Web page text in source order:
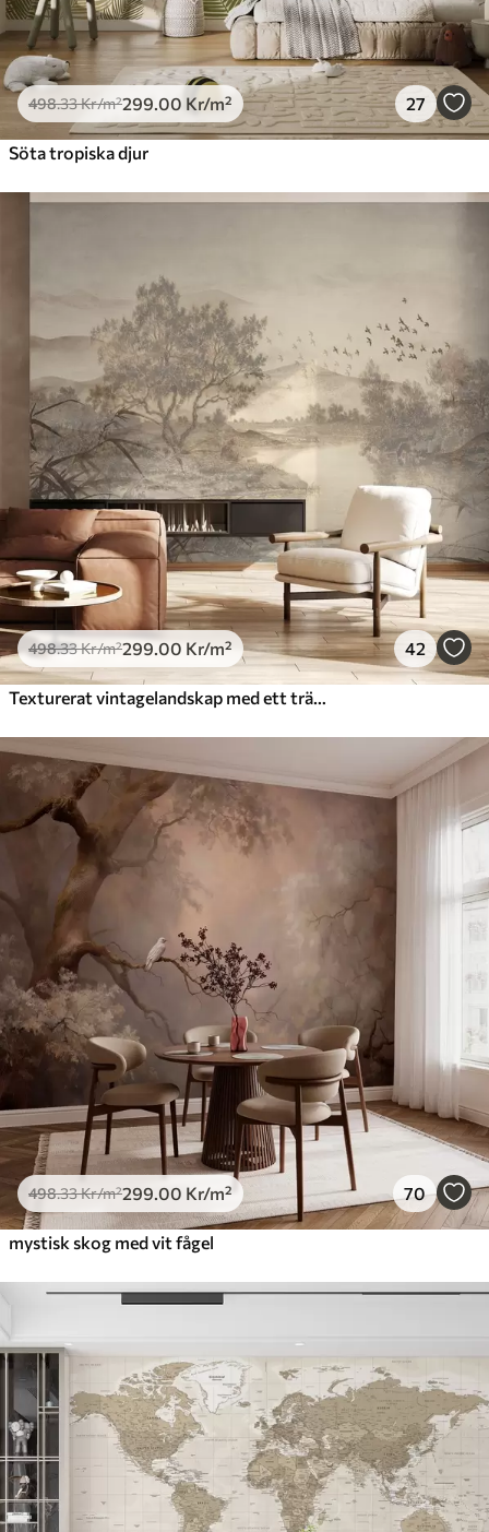
498.33Kr/m²299 .00 Kr/m² 27
Söta tropiska djur
498.33Kr/m²299 .00 Kr/m² 42
498.33Kr/m²299 .00 Kr/m² 70
mystisk skog med vit fågel